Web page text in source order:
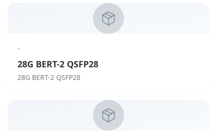
-
28G BERT-2 QSFP28
28G BERT-2 QSFP28